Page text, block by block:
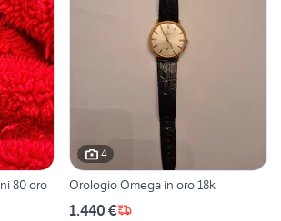
80 oro
4
Orologio Omega in oro 18k
1.440 €